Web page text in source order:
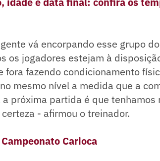
vá encorpando esse grupo
os jogadores estejam à
fora fazendo condicionamento
mesmo nível a medida que a
próxima partida é que tenhamos
- afirmou o treinador.
Carioca